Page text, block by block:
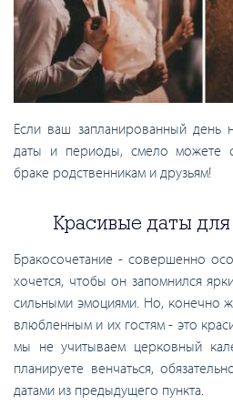
Если ваш запланированный день
даты и периоды, смело можете
браке родственникам и друзьям!
Красивые даты для
Бракосочетание - совершенно
хочется, чтобы он запомнился
сильными эмоциями. Но, конечно
влюбленным и их гостям - это
мы не учитываем церковный
планируете венчаться,
датами из предыдущего пункта.